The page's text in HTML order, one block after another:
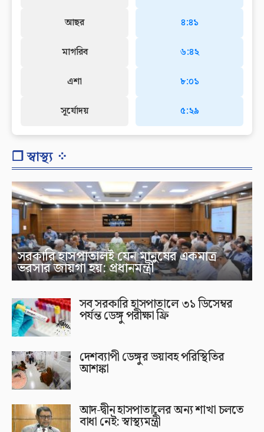
আছর
মাগরিব
এশা
সূর্যোদয়
৪:৪১
৬:৪২
৮:০১
৫:২৯
❐ স্বাস্থ্য ⁘
সরকারি হাসপাতালই যেন মানুষের একমাত্র
ভরসার জায়গা হয়: প্রধানমন্ত্রী
সব সরকারি হাসপাতালে ৩১ ডিসেম্বর
পর্যন্ত ডেঙ্গু পরীক্ষা ফ্রি
দেশব্যাপী ডেঙ্গুর ভয়াবহ পরিস্থিতির
আশঙ্কা
আদ-দ্বীন হাসপাতালের অন্য শাখা চলতে
বাধা নেই: স্বাস্থ্যমন্ত্রী